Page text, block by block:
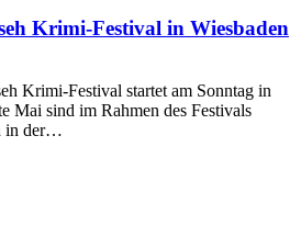
Krimi-Festival in Wiesbaden
Krimi-Festival startet am Sonntag in
Mai sind im Rahmen des Festivals
in der…